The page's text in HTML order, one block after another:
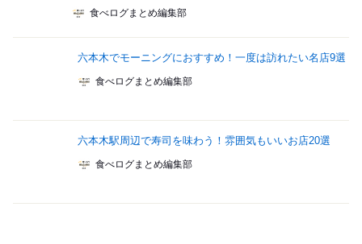
食べログまとめ編集部
六本木でモーニングにおすすめ！一度は訪れたい名店9選
食べログまとめ編集部
六本木駅周辺で寿司を味わう！雰囲気もいいお店20選
食べログまとめ編集部